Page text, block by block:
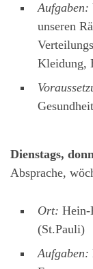
Aufgaben:
unseren
Kleidung,
Dienstags,
Absprache,
Ort: Hein-
(St.Pauli)
Aufgaben: